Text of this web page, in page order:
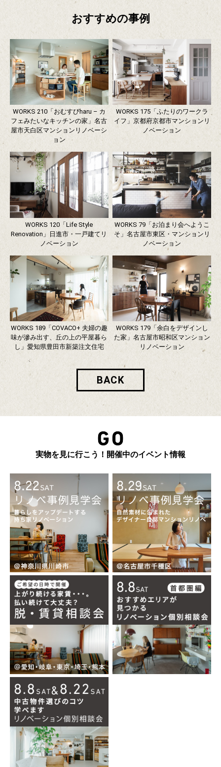
おすすめの事例
WORKS 210「おむすびharu – カ
フェみたいなキッチンの家」名古
屋市天白区マンションリノベーシ
ョン
WORKS 175「ふたりのワークラ
イフ」京都府京都市マンションリ
ノベーション
WORKS 120「Life Style
Renovation」日進市・一戸建てリ
ノベーション
WORKS 79「お泊まり会へようこ
そ」名古屋市東区・マンションリ
ノベーション
WORKS 189「COVACO+ 夫婦の趣
味が滲み出す、丘の上の平屋暮ら
し」愛知県豊田市新築注文住宅
WORKS 179「余白をデザインし
た家」名古屋市昭和区マンション
リノベーション
BACK
実物を見に行こう！開催中のイベント情報